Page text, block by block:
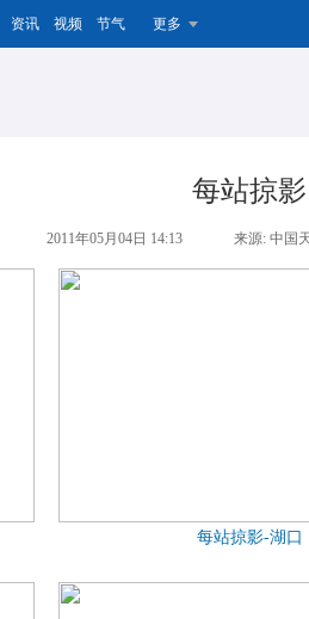
资讯 视频 节气 更多
每站掠影
2011年05月04日 14:13 来源: 中国
每站掠影-湖口